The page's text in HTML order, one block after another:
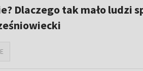
Dlaczego tak mało ludzi